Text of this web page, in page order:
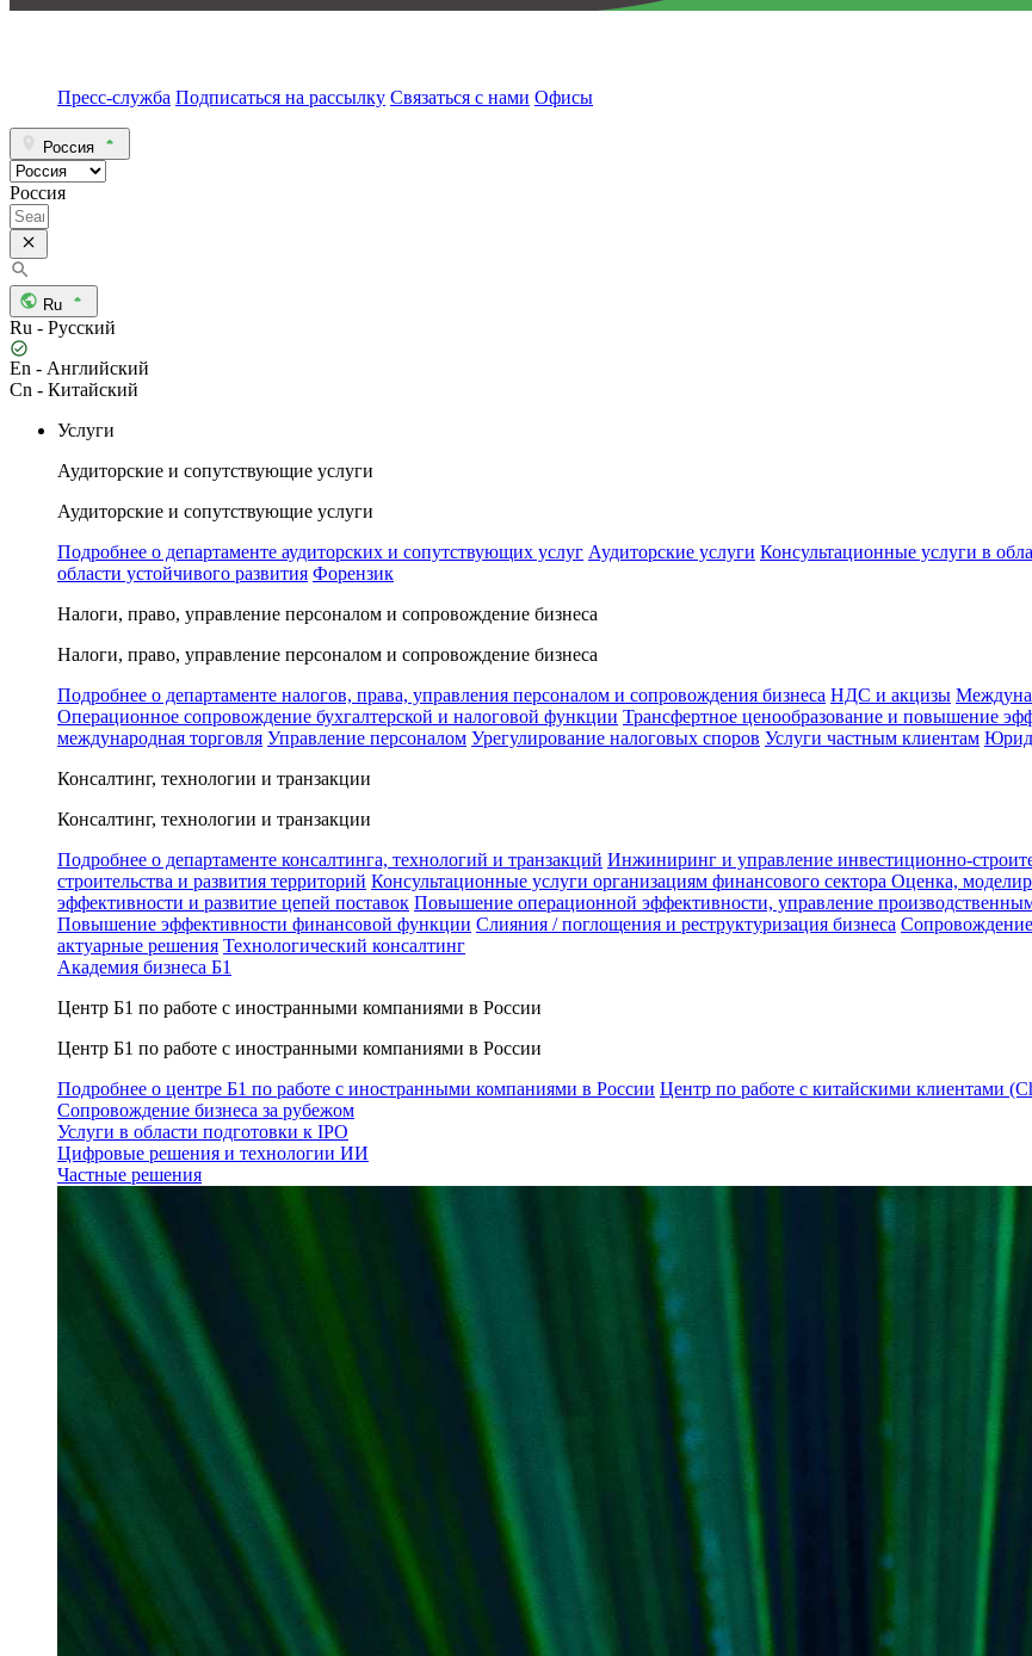
Пресс-служба Подписаться на рассылку Связаться с нами Офисы
Россия
Россия
Ru
Ru - Русский
En - Английский
Cn - Китайский
Услуги
Аудиторские и сопутствующие услуги
Аудиторские и сопутствующие услуги
Подробнее о департаменте аудиторских и сопутствующих услуг Аудиторские услуги Консультационные услуги в
области устойчивого развития Форензик
Налоги, право, управление персоналом и сопровождение бизнеса
Налоги, право, управление персоналом и сопровождение бизнеса
Подробнее о департаменте налогов, права, управления персоналом и сопровождения бизнеса НДС и акцизы
Операционное сопровождение бухгалтерской и налоговой функции Трансфертное ценообразование и повышение
международная торговля Управление персоналом Урегулирование налоговых споров Услуги частным клиентам
Консалтинг, технологии и транзакции
Консалтинг, технологии и транзакции
Подробнее о департаменте консалтинга, технологий и транзакций Инжиниринг и управление инвестиционно-
строительства и развития территорий Консультационные услуги организациям финансового сектора Оценка,
эффективности и развитие цепей поставок Повышение операционной эффективности, управление
Повышение эффективности финансовой функции Слияния / поглощения и реструктуризация бизнеса
актуарные решения Технологический консалтинг
Академия бизнеса Б1
Центр Б1 по работе с иностранными компаниями в России
Центр Б1 по работе с иностранными компаниями в России
Подробнее о центре Б1 по работе с иностранными компаниями в России Центр по работе с китайскими клиентами
Сопровождение бизнеса за рубежом
Услуги в области подготовки к IPO
Цифровые решения и технологии ИИ
Частные решения